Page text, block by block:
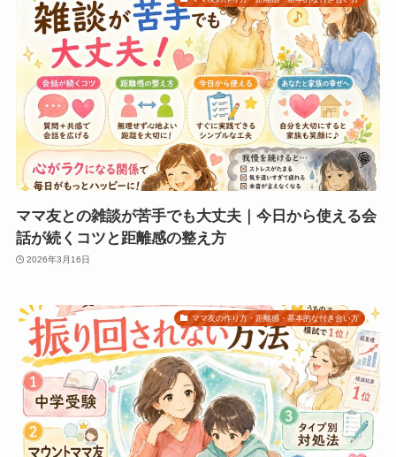
ママ友との雑談が苦手でも大丈夫｜今日から使える会
話が続くコツと距離感の整え方
2026年3月16日
ママ友の作り方・距離感・基本的な付き合い方